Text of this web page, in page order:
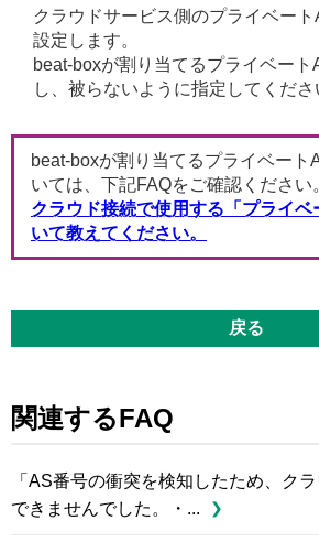
クラウドサービス側のプライベー
設定します。
beat-boxが割り当てるプライベー
し、被らないように指定してくださ
beat-boxが割り当てるプライベート
いては、下記FAQをご確認ください
クラウド接続で使用する「プライ
いて教えてください。
戻る
関連するFAQ
「AS番号の衝突を検知したため、ク
できませんでした。・...